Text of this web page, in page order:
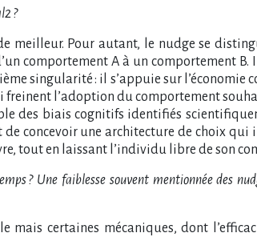
?
meilleur. Pour autant, le nudge se
comportement A à un comportement
singularité : il s’appuie sur
l’adoption du comportement
des biais cognitifs identifiés
concevoir une architecture de choix
tout en laissant l’individu libre de son
? Une faiblesse souvent mentionnée des
mais certaines mécaniques, dont